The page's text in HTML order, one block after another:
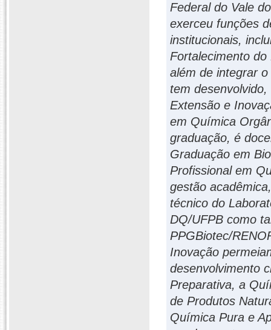
Federal do Vale
exerceu funções
institucionais,
Fortalecimento
além de integrar
tem
Extensão e
em Química
graduação, é
Graduação em
Profissional em
gestão
técnico do
DQ/UFPB como
PPGBiotec/
Inovação
desenvolvimento
Preparativa, a
de Produtos
Química Pura e